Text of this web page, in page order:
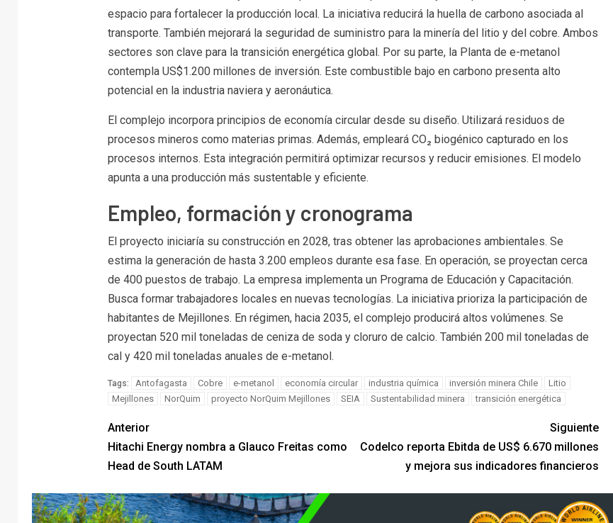
espacio para fortalecer la producción local. La iniciativa reducirá la huella de carbono asociada al
transporte. También mejorará la seguridad de suministro para la minería del litio y del cobre. Ambos
sectores son clave para la transición energética global. Por su parte, la Planta de e-metanol
contempla US$1.200 millones de inversión. Este combustible bajo en carbono presenta alto
potencial en la industria naviera y aeronáutica.
El complejo incorpora principios de economía circular desde su diseño. Utilizará residuos de
procesos mineros como materias primas. Además, empleará CO₂ biogénico capturado en los
procesos internos. Esta integración permitirá optimizar recursos y reducir emisiones. El modelo
apunta a una producción más sustentable y eficiente.
Empleo, formación y cronograma
El proyecto iniciaría su construcción en 2028, tras obtener las aprobaciones ambientales. Se
estima la generación de hasta 3.200 empleos durante esa fase. En operación, se proyectan cerca
de 400 puestos de trabajo. La empresa implementa un Programa de Educación y Capacitación.
Busca formar trabajadores locales en nuevas tecnologías. La iniciativa prioriza la participación de
habitantes de Mejillones. En régimen, hacia 2035, el complejo producirá altos volúmenes. Se
proyectan 520 mil toneladas de ceniza de soda y cloruro de calcio. También 200 mil toneladas de
cal y 420 mil toneladas anuales de e-metanol.
Tags: Antofagasta Cobre e-metanol economía circular industria química inversión minera Chile
Litio
Mejillones
NorQuim proyecto NorQuim Mejillones SEIA Sustentabilidad minera transición energética
Anterior
Hitachi Energy nombra a Glauco Freitas como
Head de South LATAM
Siguiente
Codelco reporta Ebitda de US$ 6.670 millones
y mejora sus indicadores financieros